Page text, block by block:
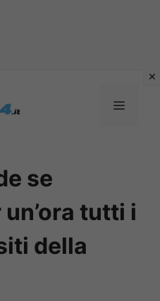
MENU
se
tutti i
della